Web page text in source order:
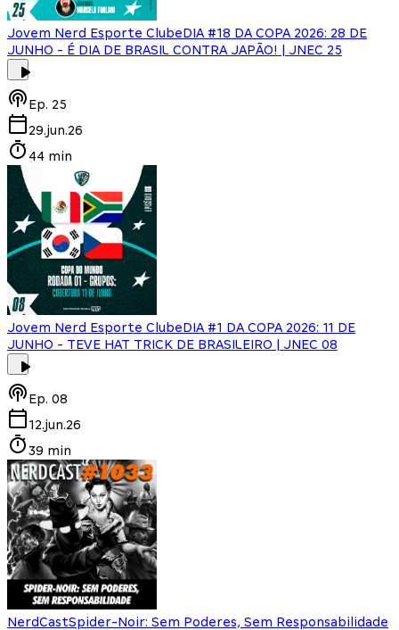
Jovem Nerd Esporte ClubeDIA #18 DA COPA 2026: 28 DE
JUNHO - É DIA DE BRASIL CONTRA JAPÃO! | JNEC 25
Ep. 25
29.jun.26
44 min
Jovem Nerd Esporte ClubeDIA #1 DA COPA 2026: 11 DE
JUNHO - TEVE HAT TRICK DE BRASILEIRO | JNEC 08
Ep. 08
12.jun.26
39 min
NerdCastSpider-Noir: Sem Poderes, Sem Responsabilidade